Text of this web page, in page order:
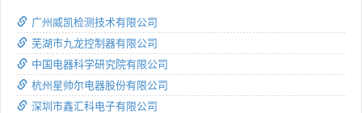
广州威凯检测技术有限公司
芜湖市九龙控制器有限公司
中国电器科学研究院有限公司
杭州星帅尔电器股份有限公司
深圳市鑫汇科电子有限公司